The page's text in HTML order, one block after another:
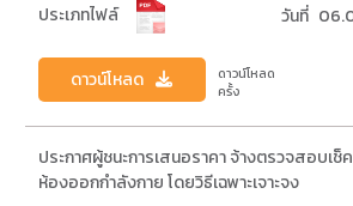
ประเภทไฟล์
วันที่
ดาวน์โหลด
ดาวน์โหลด
ครั้ง
ประกาศผู้ชนะการเสนอราคา จ้างตรวจสอบเ
ห้องออกกำลังกาย โดยวิธีเฉพาะเจาะจง